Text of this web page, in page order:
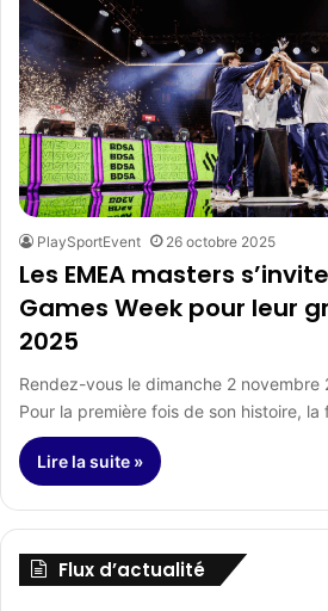
PlaySportEvent 26 octobre 2025
Les EMEA masters
Games Week pour leur
2025
Rendez-vous le dimanche 2 novembre
Pour la première fois de son histoire,
Lire la suite »
Flux d’actualité